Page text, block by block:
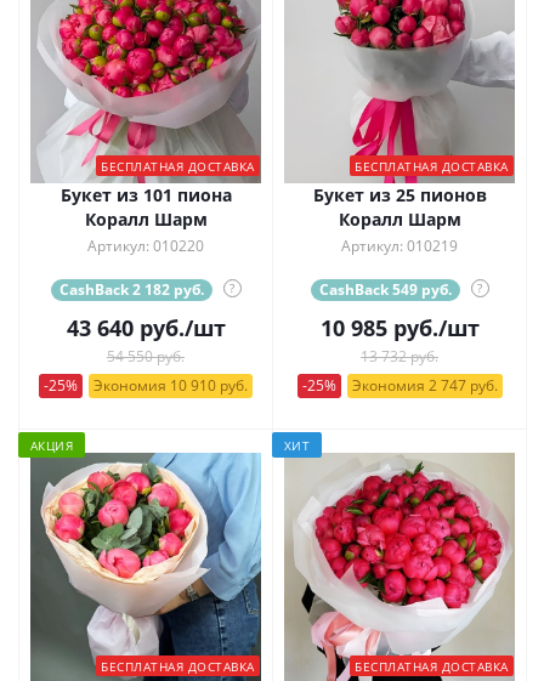
БЕСПЛАТНАЯ ДОСТАВКА
Букет из 101 пиона
Коралл Шарм
Артикул: 010220
CashBack 2 182 руб. ?
43 640руб./шт
54 550 руб.
-25%
Экономия 10 910 руб.
БЕСПЛАТНАЯ ДОСТАВКА
Букет из 25 пионов
Коралл Шарм
Артикул: 010219
CashBack 549 руб. ?
10 985руб./шт
13 732 руб.
-25%
Экономия 2 747 руб.
АКЦИЯ
БЕСПЛАТНАЯ ДОСТАВКА
ХИТ
БЕСПЛАТНАЯ ДОСТАВКА